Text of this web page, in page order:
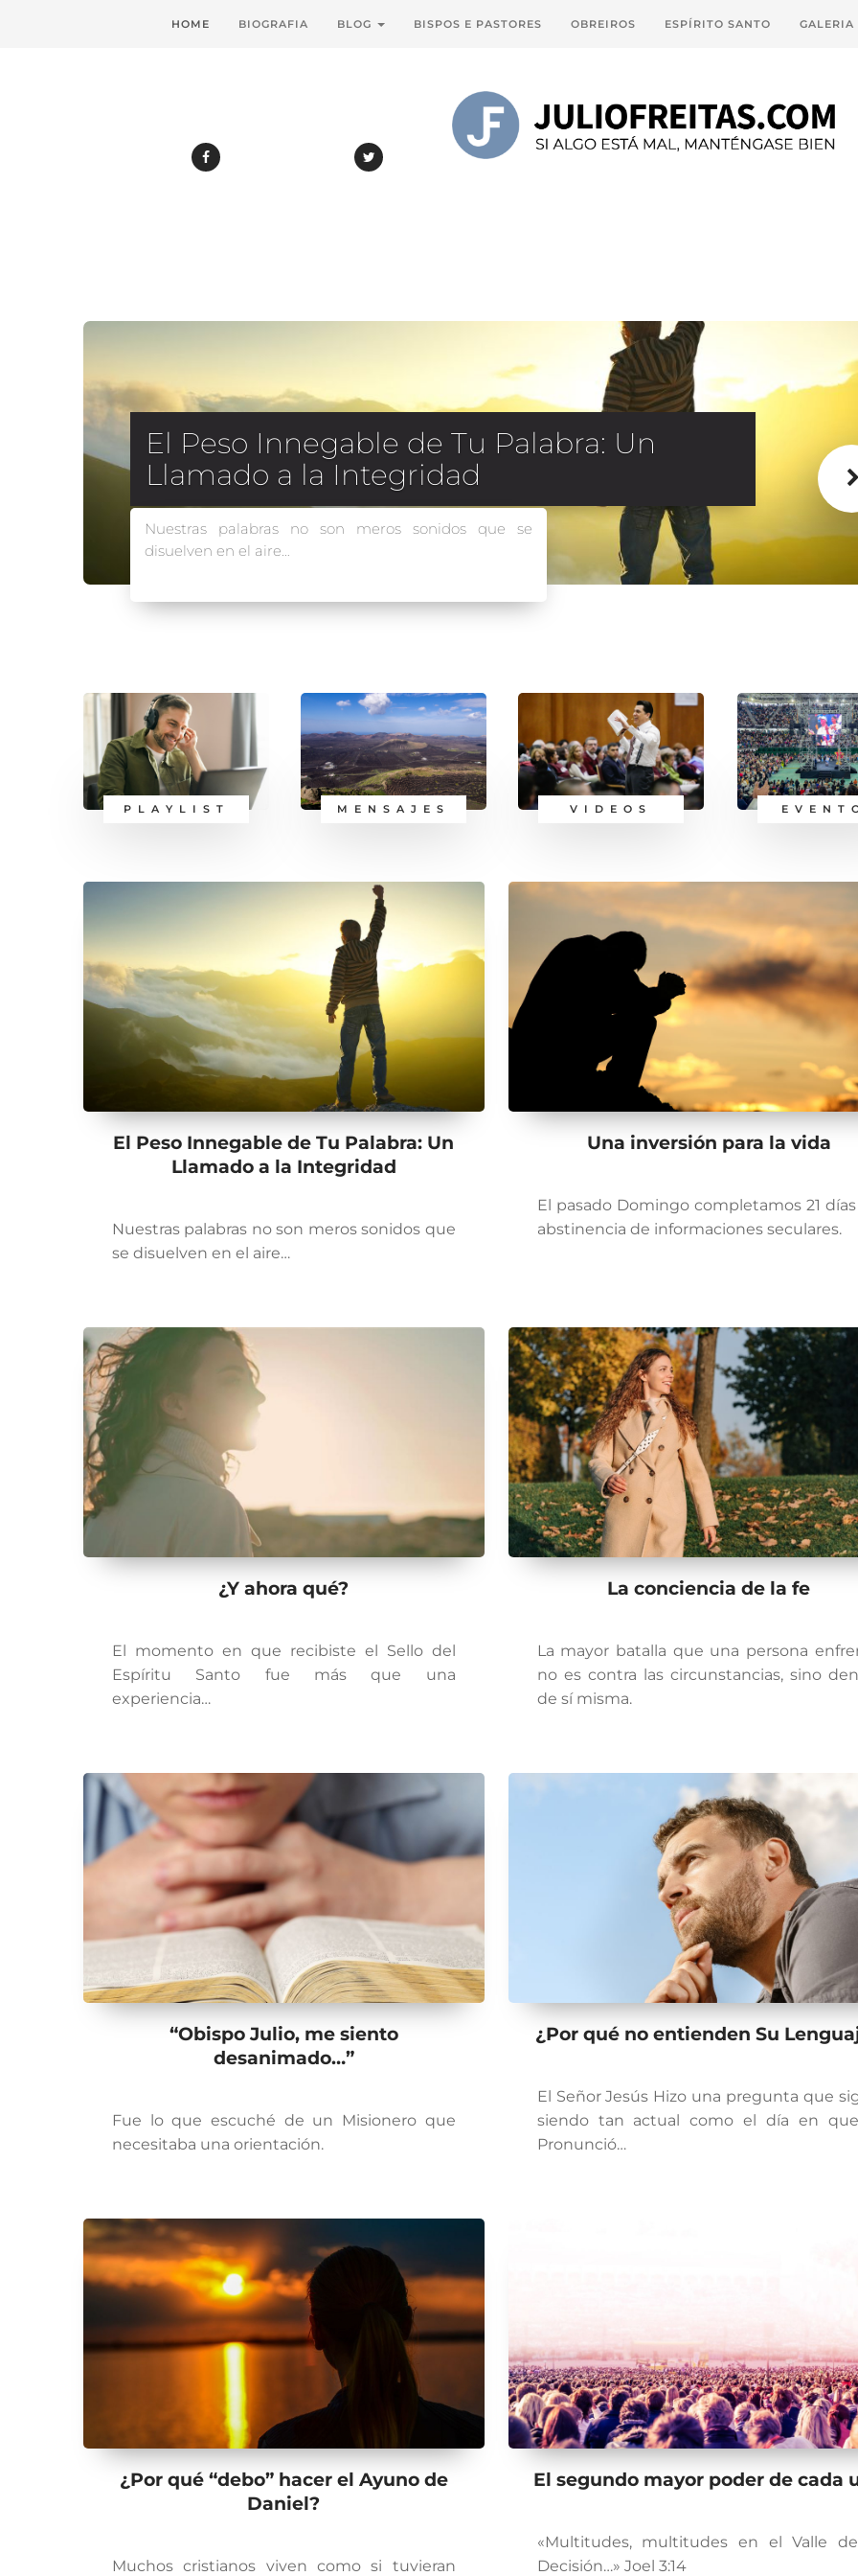
HOME BIOGRAFIA BLOG BISPOS E PASTORES OBREIROS ESPÍRITO SANTO
Una inversión para la vida
El pasado Domingo completamos 21 días de
abstinencia de informaciones seculares.
PLAYLIST MENSAJES VIDEOS
El Peso Innegable de Tu Palabra: Un
Llamado a la Integridad
Nuestras palabras no son meros sonidos que
se disuelven en el aire…
Una inversión para la vida
El pasado Domingo completamos 21
abstinencia de informaciones seculares.
¿Y ahora qué?
El momento en que recibiste el Sello del
Espíritu Santo fue más que una
experiencia…
La conciencia de la fe
La mayor batalla que una persona
no es contra las circunstancias, sino
de sí misma.
“Obispo Julio, me siento
desanimado…”
Fue lo que escuché de un Misionero que
necesitaba una orientación.
¿Por qué no entienden Su
El Señor Jesús Hizo una pregunta que
siendo tan actual como el día en
Pronunció…
¿Por qué “debo” hacer el Ayuno de
Daniel?
Muchos cristianos viven como si tuvieran
El segundo mayor poder de cada
«Multitudes, multitudes en el Valle
Decisión…» Joel 3:14